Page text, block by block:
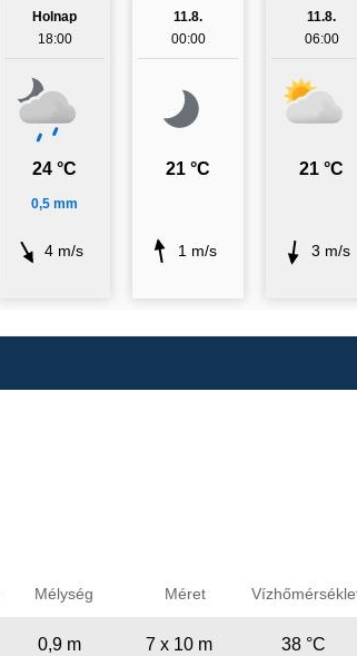
Holnap
18:00
24 °C
0,5 mm
4 m/s
11.8.
00:00
21 °C
1 m/s
11.8.
06:00
21 °C
3 m/s
Mélység Méret
0,9 m 7 x 10 m 38 °C